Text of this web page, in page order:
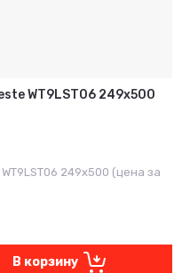
WT9LST06 249x500
249x500 (цена за
В корзину